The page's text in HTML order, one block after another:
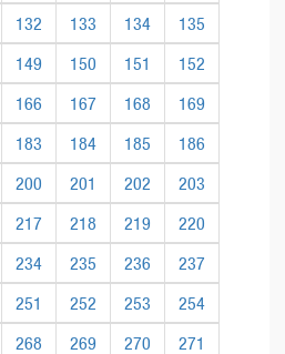
132 133 134
135
149 150 151
152
166 167 168
169
183 184 185
186
200 201 202
203
217 218 219
220
234 235 236
237
251 252 253
254
268 269 270
271